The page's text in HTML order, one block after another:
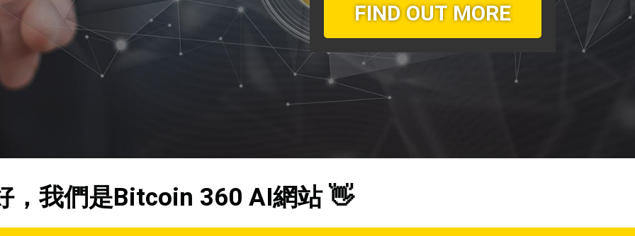
FIND OUT MORE
，我們是Bitcoin 360 AI網站 👋